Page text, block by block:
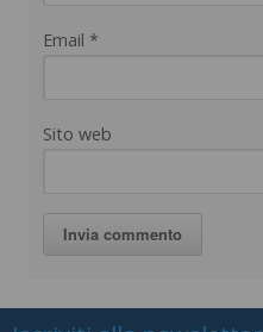
Email *
Sito web